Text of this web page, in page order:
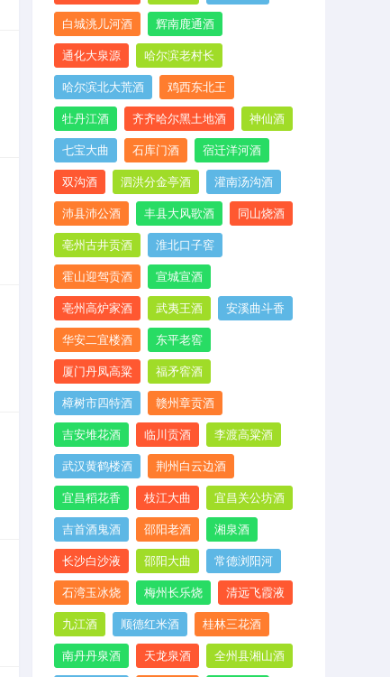
白城洮儿河酒 辉南鹿通酒
通化大泉源 哈尔滨老村长
哈尔滨北大荒酒 鸡西东北王
牡丹江酒 齐齐哈尔黑土地酒 神仙酒
七宝大曲 石库门酒 宿迁洋河酒
双沟酒 泗洪分金亭酒 灌南汤沟酒
沛县沛公酒 丰县大风歌酒 同山烧酒
亳州古井贡酒 淮北口子窖
霍山迎驾贡酒 宣城宣酒
亳州高炉家酒 武夷王酒 安溪曲斗香
华安二宜楼酒 东平老窖
厦门丹凤高粱 福矛窖酒
樟树市四特酒 赣州章贡酒
吉安堆花酒 临川贡酒 李渡高粱酒
武汉黄鹤楼酒 荆州白云边酒
宜昌稻花香 枝江大曲 宜昌关公坊酒
吉首酒鬼酒 邵阳老酒 湘泉酒
长沙白沙液 邵阳大曲 常德浏阳河
石湾玉冰烧 梅州长乐烧 清远飞霞液
九江酒 顺德红米酒 桂林三花酒
南丹丹泉酒 天龙泉酒 全州县湘山酒